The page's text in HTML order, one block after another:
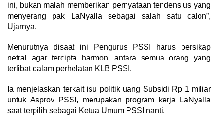
ini, bukan malah memberikan pernyataan tendensius yang
menyerang pak LaNyalla sebagai salah satu calon”,
Ujarnya.
Menurutnya disaat ini Pengurus PSSI harus bersikap
netral agar tercipta harmoni antara semua orang yang
terlibat dalam perhelatan KLB PSSI.
Ia menjelaskan terkait isu politik uang Subsidi Rp 1 miliar
untuk Asprov PSSI, merupakan program kerja LaNyalla
saat terpilih sebagai Ketua Umum PSSI nanti.